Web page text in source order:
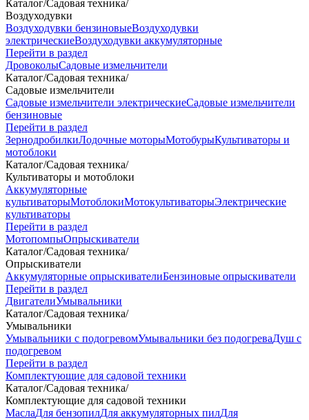
Каталог/Садовая техника/
Воздуходувки
Воздуходувки бензиновыеВоздуходувки
электрическиеВоздуходувки аккумуляторные
Перейти в раздел
ДровоколыСадовые измельчители
Каталог/Садовая техника/
Садовые измельчители
Садовые измельчители электрическиеСадовые измельчители
бензиновые
Перейти в раздел
ЗернодробилкиЛодочные моторыМотобурыКультиваторы и
мотоблоки
Каталог/Садовая техника/
Культиваторы и мотоблоки
Аккумуляторные
культиваторыМотоблокиМотокультиваторыЭлектрические
культиваторы
Перейти в раздел
МотопомпыОпрыскиватели
Каталог/Садовая техника/
Опрыскиватели
Аккумуляторные опрыскивателиБензиновые опрыскиватели
Перейти в раздел
ДвигателиУмывальники
Каталог/Садовая техника/
Умывальники
Умывальники с подогревомУмывальники без подогреваДуш с
подогревом
Перейти в раздел
Комплектующие для садовой техники
Каталог/Садовая техника/
Комплектующие для садовой техники
МаслаДля бензопилДля аккумуляторных пилДля